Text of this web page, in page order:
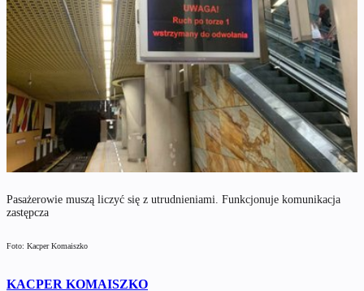
Pasażerowie muszą liczyć się z utrudnieniami. Funkcjonuje komunikacja
zastępcza
Foto: Kacper Komaiszko
KACPER KOMAISZKO